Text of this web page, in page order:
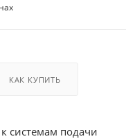
КАК КУПИТЬ
системам подачи